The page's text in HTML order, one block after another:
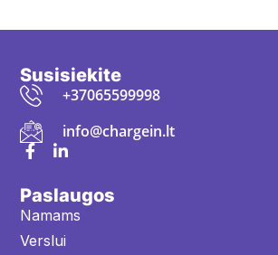
Susisiekite
+37065599998
info@chargein.lt
Paslaugos
Namams
Verslui